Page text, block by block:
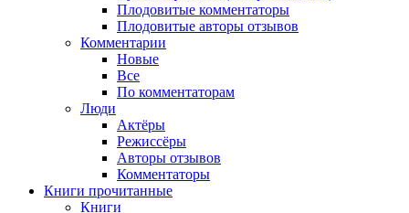
Плодовитые комментаторы
Плодовитые авторы отзывов
Комментарии
Новые
Все
По комментаторам
Люди
Актёры
Режиссёры
Авторы отзывов
Комментаторы
Книги прочитанные
Книги